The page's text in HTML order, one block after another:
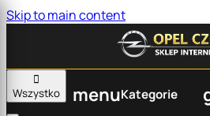
Skip to main content

Wszystko
menuKategorie